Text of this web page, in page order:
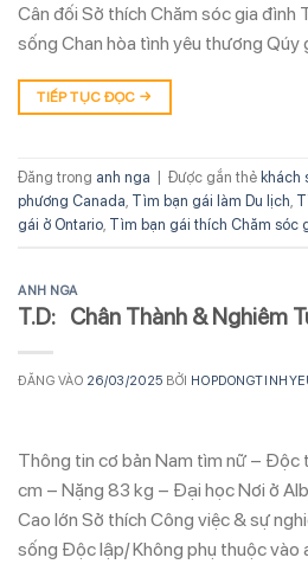
Cân đối Sở thích Chăm sóc gia đình
sống Chan hòa tình yêu thương Qúy
TIẾP TỤC ĐỌC →
Đăng trong anh nga Được gắn thẻ khách
phương Canada Tìm bạn gái làm Du lịch
gái ở Ontario Tìm bạn gái thích Chăm sóc
ANH NGA
T.D: Chân Thành & Nghiêm
ĐĂNG VÀO 26/03/2025 BỞI
Thông tin cơ bản Nam tìm nữ – Độc
cm – Nặng 83 kg – Đại học Nơi ở
Cao lớn Sở thích Công việc & sự
sống Độc lập/ Không phụ thuộc vào